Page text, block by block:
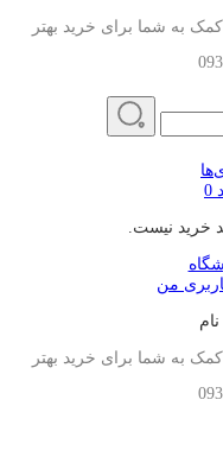
به شما برای خرید بهتر
0
خرید نیست.
من
به شما برای خرید بهتر